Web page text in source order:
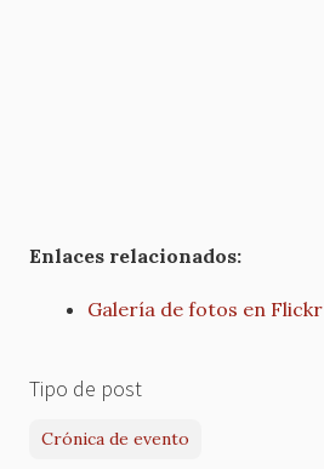
Enlaces relacionados:
Galería de fotos en Flickr
Tipo de post
Crónica de evento